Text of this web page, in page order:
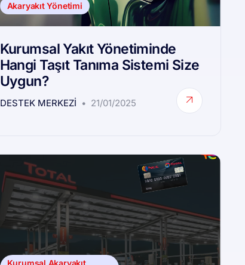
Akaryakıt Yönetimi
Kurumsal Yakıt Yönetiminde
Hangi Taşıt Tanıma Sistemi Size
Uygun?
DESTEK MERKEZI 21/01/2025
Kurumsal Akaryakıt